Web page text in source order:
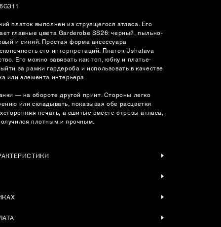
платок выполнен из струящегося атласа. Его
главные цвета Garderobe SS26: черный, пыльно-
и синий. Простая форма аксессуара
его интерпретаций. Платок Ushatava
Его можно завязать как топ, юбку и платье-
за рамки гардероба и использовать в качестве
или элемента интерьера.
— на обороте другой принт. Стороны легко
или складывать, показывая обе расцветки
печать, а сшитые вместе отрезы атласа,
плотным и прочным.